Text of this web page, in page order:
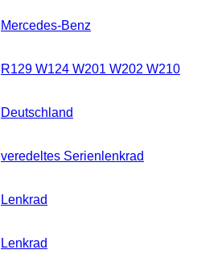
Mercedes-Benz
R129 W124 W201 W202 W210
Deutschland
veredeltes Serienlenkrad
Lenkrad
Lenkrad